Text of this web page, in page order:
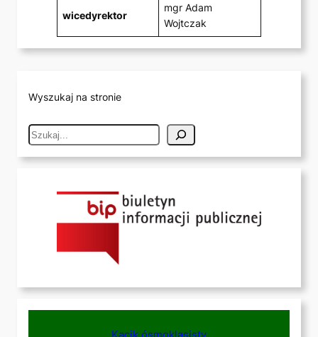
wicedyrektor
mgr Adam
Wojtczak
Wyszukaj na stronie
S